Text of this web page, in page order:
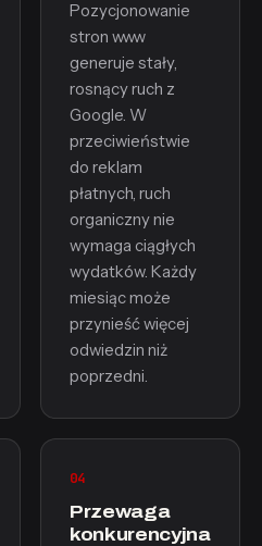
Pozycjonowanie
stron www
generuje stały,
rosnący ruch z
Google. W
przeciwieństwie
do reklam
płatnych, ruch
organiczny nie
wymaga ciągłych
wydatków. Każdy
miesiąc może
przynieść więcej
odwiedzin niż
poprzedni.
04
Przewaga
konkurencyjna